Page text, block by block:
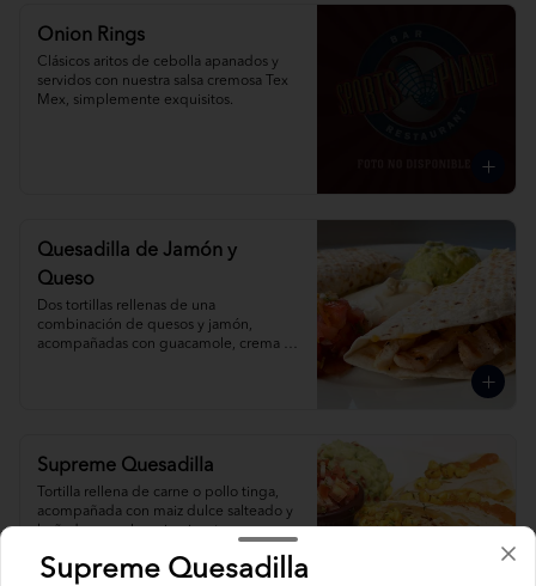
Onion Rings
Clásicos aritos de cebolla apanados y
servidos con nuestra salsa cremosa Tex
Mex, simplemente exquisitos.
Quesadilla de Jamón y
Queso
Dos tortillas rellenas de una
combinación de quesos y jamón,
acompañadas con guacamole, crema
Supreme Quesadilla
Tortilla rellena de carne o pollo tinga,
acompañada con maiz dulce salteado y
bañada con salsa roja picante,
Supreme Quesadilla